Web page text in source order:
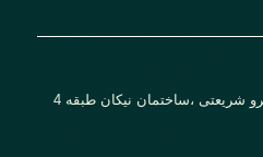
تهران ، خیابان شریعتی، نبش مترو شریعتی ،ساختمان نیکان طبقه 4